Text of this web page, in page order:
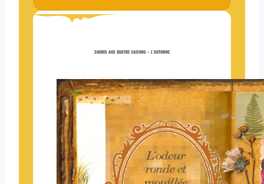
SOURIS AUX QUATRE SAISONS – L’AUTOMNE